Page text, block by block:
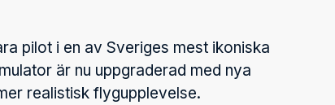
pilot i en av Sveriges mest ikoniska
är nu uppgraderad med nya
realistisk flygupplevelse.